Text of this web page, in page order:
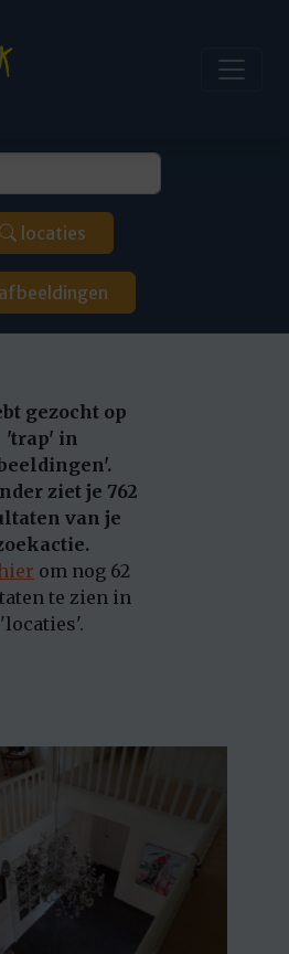
locaties
afbeeldingen
gezocht op
'trap' in
ziet je 762
van je
om nog 62
te zien in
'locaties'.